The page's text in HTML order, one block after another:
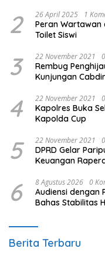
2 26 April 2025 1
Peran Wartawan
Toilet Siswi
3 22 November 2021
Rembug
Kunjungan
4 22 November 2021
Kapolres Buka
Kapolda Cup
5 22 November 2021
DPRD Gelar
Keuangan
6 8 Agustus 2026 0
Audiensi dengan
Bahas Stabilitas
Berita Terbaru